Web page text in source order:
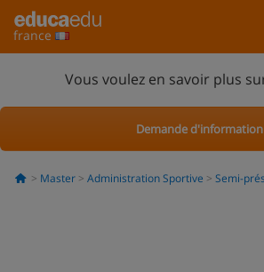
france
Vous voulez en savoir plus
Demande d'information
Master Administration Sportive Semi-